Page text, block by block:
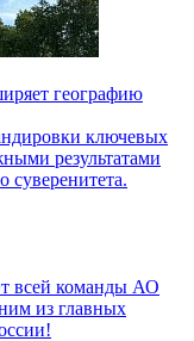
географию
ключевых
результатами
суверенитета.
всей команды АО
из главных